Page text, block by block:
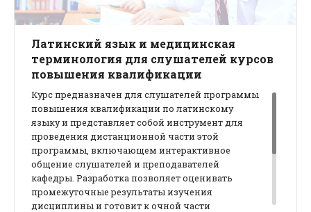
Латинский язык и медицинская
терминология для слушателей курсов
повышения квалификации
Курс предназначен для слушателей программы
повышения квалификации по латинскому
языку и представляет собой инструмент для
проведения дистанционной части этой
программы, включающем интерактивное
общение слушателей и преподавателей
кафедры. Разработка позволяет оценивать
промежуточные результаты изучения
дисциплины и готовит к очной части